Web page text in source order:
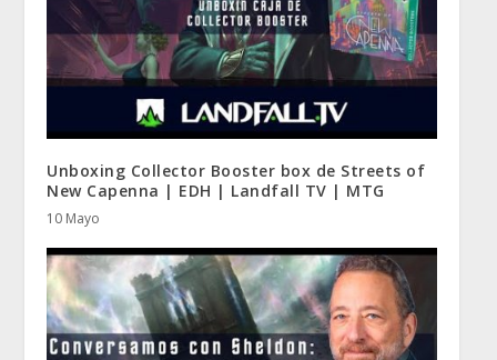
Unboxing Collector Booster box de Streets of
New Capenna | EDH | Landfall TV | MTG
10 Mayo